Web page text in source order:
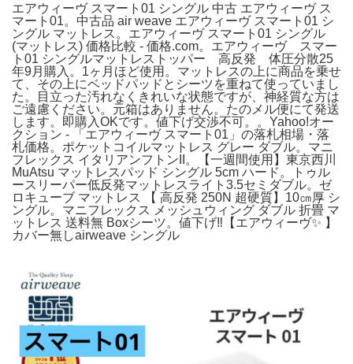
エアウィーヴ スマート01 シングル 中古 エアウィーヴ ス
マート01。中古品 air weave エアウィーヴ スマート01 シ
ングル マットレス。エアウィーヴ スマート01 シングル
(マットレス) 価格比較 - 価格.com。エアウィーヴ スマー
ト01 シングルマットレストッパー 高反発 体圧分散25
年9月購入。1ヶ月ほど使用。マットレスの上に商品を乗せ
て、その上にベッドパッドとシーツを重ねて使っていまし
た。目立った汚れなくきれいな状態ですが、神経質な方は
ご遠慮ください。元箱はありません。たのメル便にて発送
します。即購入OKです。値下げ交渉不可。。Yahoo!オー
クション - 「エアウィーヴ スマート01」の落札相場・落
札価格。ポケットコイルマットレス グレー ダブル。マニ
フレックス イタリアンフトンII。【一週間使用】東京西川
MuAtsu マットレスパッド シングル 5cm ハード。トゥル
ースリーパー低反発マットレスライト3.5セミダブル。ゼ
ロキューブ マットレス 【 高反発 250N 超硬質】10㎝厚 シ
ングル。マニフレックス メッシュウィング ダブル 折畳 マ
ットレス 送料無 Boxシーツ。値下げ‼︎【エアウィーヴ✨ 】
カバー無しairweave シングル